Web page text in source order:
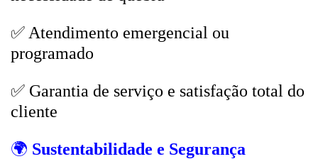
✅ Atendimento emergencial ou
programado
✅ Garantia de serviço e satisfação total do
cliente
🌍 Sustentabilidade e Segurança